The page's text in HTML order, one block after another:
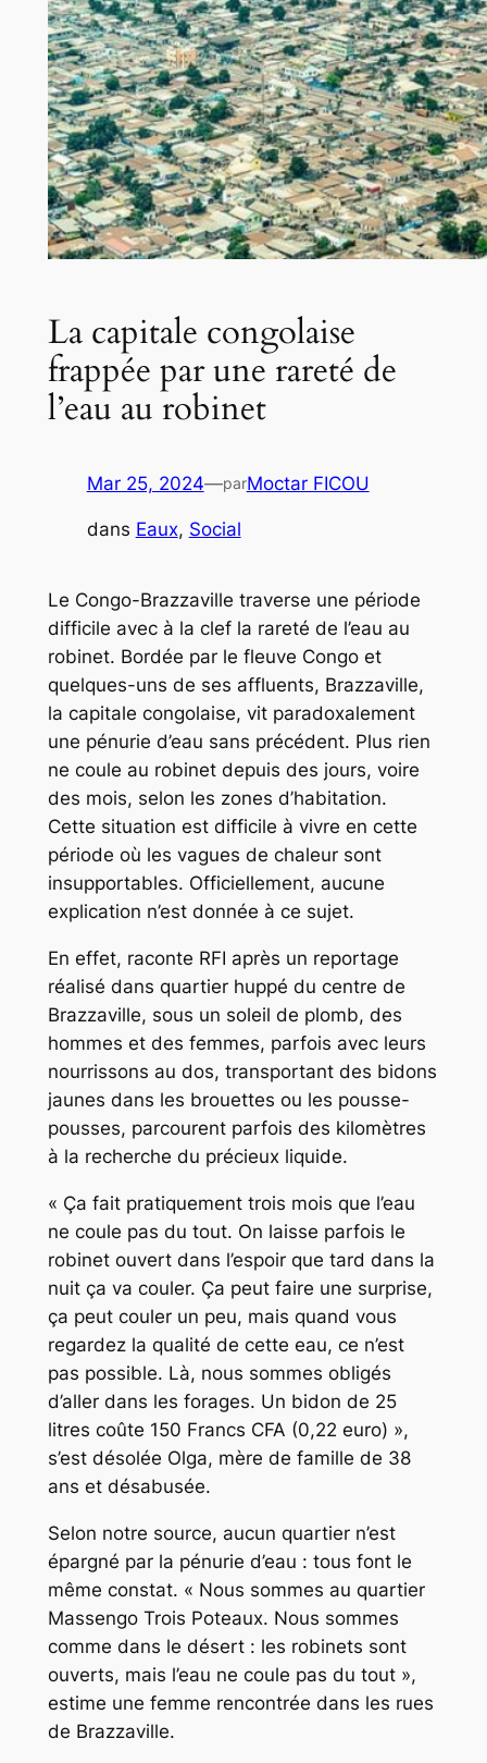
La capitale congolaise
frappée par une rareté de
l’eau au robinet
Mar 25, 2024—parMoctar FICOU
dans Eaux, Social
Le Congo-Brazzaville traverse une période
difficile avec à la clef la rareté de l’eau au
robinet. Bordée par le fleuve Congo et
quelques-uns de ses affluents, Brazzaville,
la capitale congolaise, vit paradoxalement
une pénurie d’eau sans précédent. Plus rien
ne coule au robinet depuis des jours, voire
des mois, selon les zones d’habitation.
Cette situation est difficile à vivre en cette
période où les vagues de chaleur sont
insupportables. Officiellement, aucune
explication n’est donnée à ce sujet.
En effet, raconte RFI après un reportage
réalisé dans quartier huppé du centre de
Brazzaville, sous un soleil de plomb, des
hommes et des femmes, parfois avec leurs
nourrissons au dos, transportant des bidons
jaunes dans les brouettes ou les pousse-
pousses, parcourent parfois des kilomètres
à la recherche du précieux liquide.
« Ça fait pratiquement trois mois que l’eau
ne coule pas du tout. On laisse parfois le
robinet ouvert dans l’espoir que tard dans la
nuit ça va couler. Ça peut faire une surprise,
ça peut couler un peu, mais quand vous
regardez la qualité de cette eau, ce n’est
pas possible. Là, nous sommes obligés
d’aller dans les forages. Un bidon de 25
litres coûte 150 Francs CFA (0,22 euro) »,
s’est désolée Olga, mère de famille de 38
ans et désabusée.
Selon notre source, aucun quartier n’est
épargné par la pénurie d’eau : tous font le
même constat. « Nous sommes au quartier
Massengo Trois Poteaux. Nous sommes
comme dans le désert : les robinets sont
ouverts, mais l’eau ne coule pas du tout »,
estime une femme rencontrée dans les rues
de Brazzaville.